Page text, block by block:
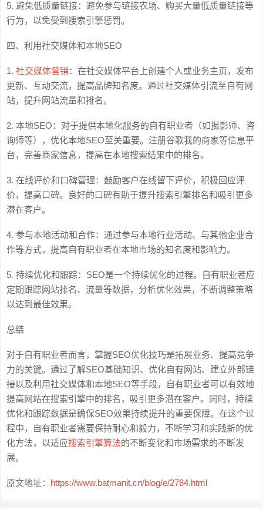
5. 避免低质量链接：避免参与链接农场、购买大量低质量链接等
行为，以免受到搜索引擎惩罚。
四、利用社交媒体和本地SEO
1. 社交媒体营销：在社交媒体平台上创建个人或业务主页，发布
更新、互动交流，提高品牌知名度。通过社交媒体引流至自有网
站，提升网站流量和排名。
2. 本地SEO：对于提供本地化服务的自有职业者（如摄影师、咨
询师等），优化本地SEO至关重要。注册谷歌我的商家等信息平
台，完善商家信息，提高在本地搜索结果中的排名。
3. 在线评价和口碑管理：鼓励客户在线留下评价，积极回应评
价，提高口碑。良好的口碑有助于提升搜索引擎排名和吸引更多
潜在客户。
4. 参与本地活动和合作：通过参与本地行业活动、与其他企业合
作等方式，提高自有职业者在本地市场的知名度和影响力。
5. 持续优化和跟踪：SEO是一个持续优化的过程。自有职业者应
定期跟踪网站排名、流量等数据，分析优化效果，不断调整策略
以达到最佳效果。
总结
对于自有职业者而言，掌握SEO优化技巧是拓展业务、提高竞争
力的关键。通过了解SEO基础知识、优化自有网站、建立外部链
接以及利用社交媒体和本地SEO等手段，自有职业者可以有效地
提高网站在搜索引擎中的排名，吸引更多潜在客户。同时，持续
优化和跟踪数据是确保SEO效果持续提升的重要保障。在这个过
程中，自有职业者需要保持耐心和毅力，不断学习和实践新的优
化方法，以适应搜索引擎算法的不断变化和市场需求的不断发
展。
原文地址： https://www.batmanit.cn/blog/e/2784.html